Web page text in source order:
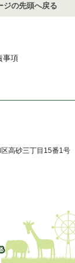
ジの先頭へ戻る
事項
高砂三丁目15番1号